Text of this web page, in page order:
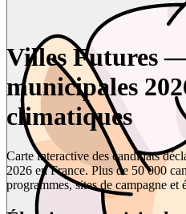
Villes Futures
municipales
climatiques
Carte interactive des candidats
2026 en France. Plus de 50 000
programmes, sites de campagne et